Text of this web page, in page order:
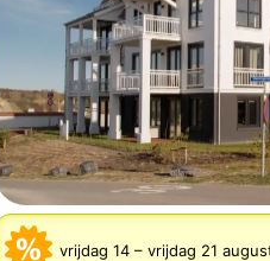
vrijdag 14– vrijdag 21